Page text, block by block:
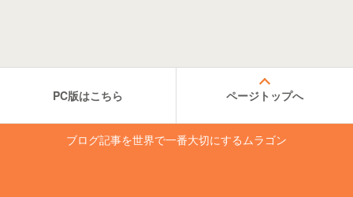
PC版はこちら ページトップへ
ブログ記事を世界で一番大切にするムラゴン